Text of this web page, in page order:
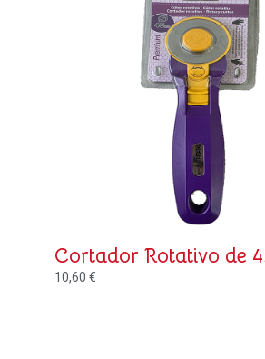
Cortador Rotativo de
10,60 €